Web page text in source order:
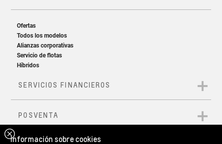
Información sobre cookies